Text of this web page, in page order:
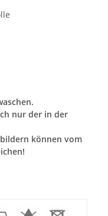
nur der in der
können vom